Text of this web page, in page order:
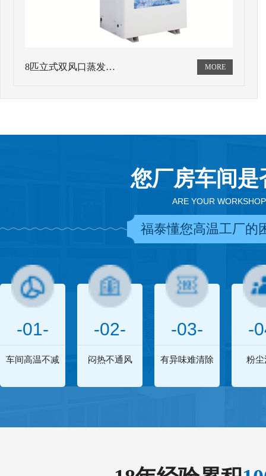
8匹立式双风口蒸发…
您厂房车间
ARE YOUR
福泰懂您高温工厂的
-01-
车间高温不减
-02-
闷热不通风
-03-
有异味难清除
-
粉尘